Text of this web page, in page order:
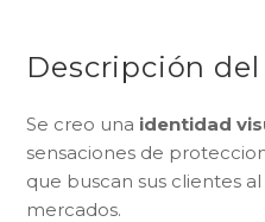
Descripción
Se creo una identidad
sensaciones de
que buscan sus clientes
mercados.